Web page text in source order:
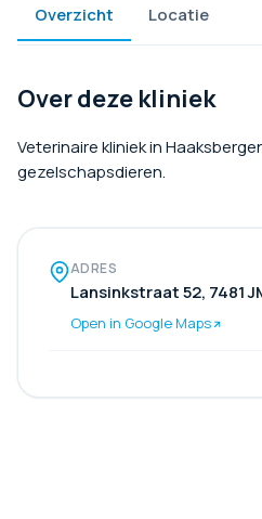
Overzicht Locatie
Over deze kliniek
Veterinaire kliniek in
gezelschapsdieren.
ADRES
Lansinkstraat 52, 7481
Open in Google Maps